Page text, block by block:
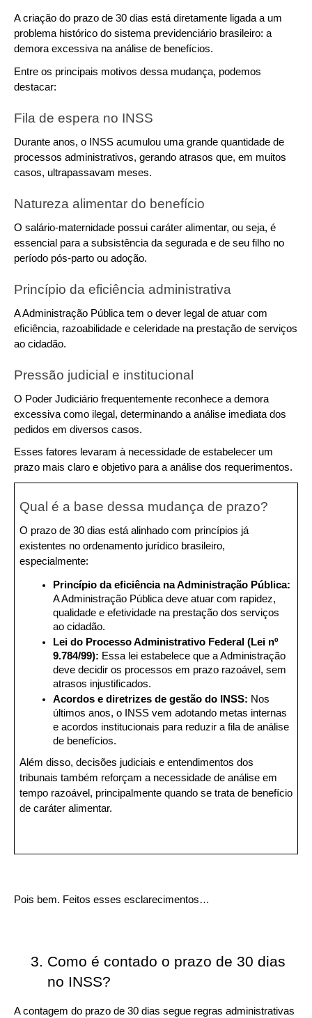
A criação do prazo de 30 dias está diretamente ligada a um
problema histórico do sistema previdenciário brasileiro: a
demora excessiva na análise de benefícios.
Entre os principais motivos dessa mudança, podemos
destacar:
Fila de espera no INSS
Durante anos, o INSS acumulou uma grande quantidade de
processos administrativos, gerando atrasos que, em muitos
casos, ultrapassavam meses.
Natureza alimentar do benefício
O salário-maternidade possui caráter alimentar, ou seja, é
essencial para a subsistência da segurada e de seu filho no
período pós-parto ou adoção.
Princípio da eficiência administrativa
A Administração Pública tem o dever legal de atuar com
eficiência, razoabilidade e celeridade na prestação de serviços
ao cidadão.
Pressão judicial e institucional
O Poder Judiciário frequentemente reconhece a demora
excessiva como ilegal, determinando a análise imediata dos
pedidos em diversos casos.
Esses fatores levaram à necessidade de estabelecer um
prazo mais claro e objetivo para a análise dos requerimentos.
Qual é a base dessa mudança de prazo?
O prazo de 30 dias está alinhado com princípios já
existentes no ordenamento jurídico brasileiro,
especialmente:
A Administração Pública deve atuar com rapidez,
qualidade e efetividade na prestação dos serviços
ao cidadão.
Lei do Processo Administrativo Federal (Lei nº
9.784/99): Essa lei estabelece que a Administração
deve decidir os processos em prazo razoável, sem
atrasos injustificados.
Acordos e diretrizes de gestão do INSS: Nos
últimos anos, o INSS vem adotando metas internas
e acordos institucionais para reduzir a fila de análise
de benefícios.
Além disso, decisões judiciais e entendimentos dos
tribunais também reforçam a necessidade de análise em
tempo razoável, principalmente quando se trata de benefício
de caráter alimentar.
Pois bem. Feitos esses esclarecimentos…
Como é contado o prazo de 30 dias
no INSS?
A contagem do prazo de 30 dias segue regras administrativas